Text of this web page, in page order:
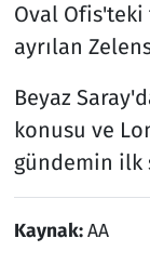
Oval Ofis'teki
ayrılan
Beyaz
konusu ve
gündemin ilk
Kaynak:AA